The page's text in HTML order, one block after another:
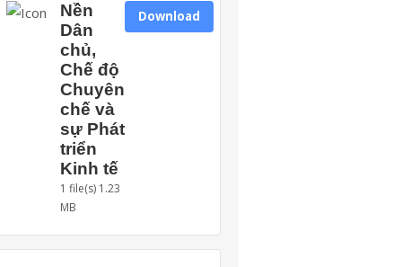
Nền
Dân
chủ,
Chế độ
Chuyên
chế và
sự Phát
triển
Kinh tế
1 file(s) 1.23
MB
Download